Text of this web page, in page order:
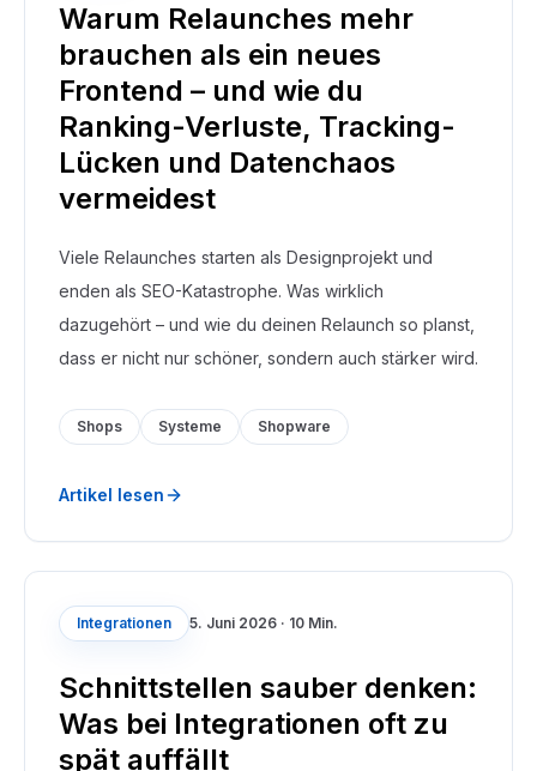
Warum Relaunches mehr
brauchen als ein neues
Frontend – und wie du
Ranking-Verluste, Tracking-
Lücken und Datenchaos
vermeidest
Viele Relaunches starten als Designprojekt und
enden als SEO-Katastrophe. Was wirklich
dazugehört – und wie du deinen Relaunch so planst,
dass er nicht nur schöner, sondern auch stärker wird.
Shops Systeme Shopware
Artikel lesen
Integrationen 5. Juni 2026 · 10 Min.
Schnittstellen sauber denken:
Was bei Integrationen oft zu
spät auffällt